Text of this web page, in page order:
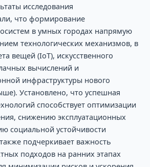
исследования
что формирование
в умных городах напрямую
технологических механизмов, в
вещей (IoT), искусственного
вычислений и
инфраструктуры нового
Установлено, что успешная
способствует оптимизации
снижению эксплуатационных
социальной устойчивости
подчеркивает важность
подходов на ранних этапах